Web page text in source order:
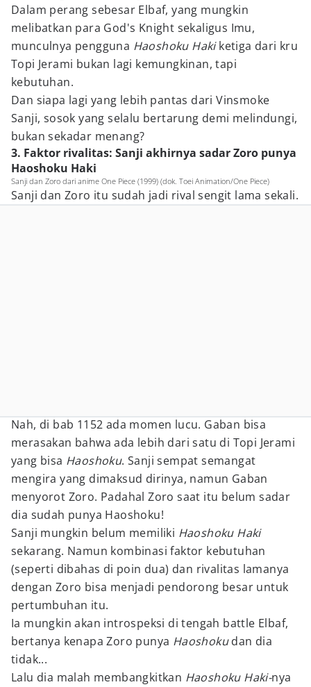
Dalam perang sebesar Elbaf, yang mungkin
melibatkan para God's Knight sekaligus Imu,
munculnya pengguna Haoshoku Hakiketiga dari kru
Topi Jerami bukan lagi kemungkinan, tapi
kebutuhan.
Dan siapa lagi yang lebih pantas dari Vinsmoke
Sanji, sosok yang selalu bertarung demi melindungi,
bukan sekadar menang?
3. Faktor rivalitas: Sanji akhirnya sadar Zoro punya
Haoshoku Haki
Sanji dan Zoro dari anime One Piece (1999) (dok. Toei Animation/One Piece)
Sanji dan Zoro itu sudah jadi rival sengit lama sekali.
Nah, di bab 1152 ada momen lucu. Gaban bisa
merasakan bahwa ada lebih dari satu di Topi Jerami
yang bisa Haoshoku. Sanji sempat semangat
mengira yang dimaksud dirinya, namun Gaban
menyorot Zoro. Padahal Zoro saat itu belum sadar
dia sudah punya Haoshoku!
Sanji mungkin belum memiliki Haoshoku Haki
sekarang. Namun kombinasi faktor kebutuhan
(seperti dibahas di poin dua) dan rivalitas lamanya
dengan Zoro bisa menjadi pendorong besar untuk
pertumbuhan itu.
Ia mungkin akan introspeksi di tengah battle Elbaf,
bertanya kenapa Zoro punya Haoshokudan dia
tidak...
Lalu dia malah membangkitkan Haoshoku Haki-nya